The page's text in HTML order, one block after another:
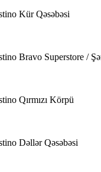
Kür Qəsəbəsi
Bravo Superstore /
Qırmızı Körpü
Dəllər Qəsəbəsi